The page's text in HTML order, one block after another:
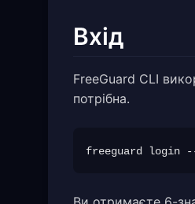
Вхід
FreeGuard CLI
потрібна.
freeguard login